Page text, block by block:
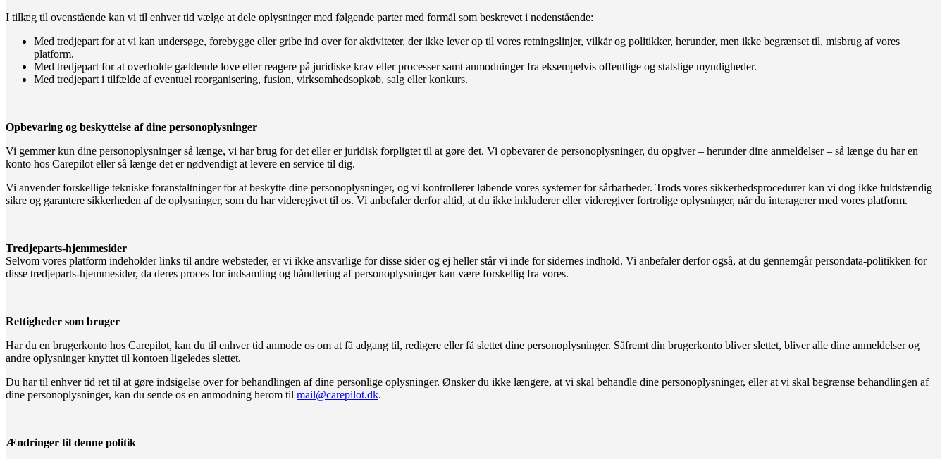
I tillæg til ovenstående kan vi til enhver tid vælge at dele oplysninger med følgende parter med formål som beskrevet i nedenstående:
Med tredjepart for at vi kan undersøge, forebygge eller gribe ind over for aktiviteter, der ikke lever op til vores retningslinjer, vilkår og politikker, herunder, men ikke begrænset til, misbrug af vores
platform.
Med tredjepart for at overholde gældende love eller reagere på juridiske krav eller processer samt anmodninger fra eksempelvis offentlige og statslige myndigheder.
Med tredjepart i tilfælde af eventuel reorganisering, fusion, virksomhedsopkøb, salg eller konkurs.
Opbevaring og beskyttelse af dine personoplysninger
Vi gemmer kun dine personoplysninger så længe, vi har brug for det eller er juridisk forpligtet til at gøre det. Vi opbevarer de personoplysninger, du opgiver – herunder dine anmeldelser – så længe du har en
konto hos Carepilot eller så længe det er nødvendigt at levere en service til dig.
Vi anvender forskellige tekniske foranstaltninger for at beskytte dine personoplysninger, og vi kontrollerer løbende vores systemer for sårbarheder. Trods vores sikkerhedsprocedurer kan vi dog ikke fuldstændig
sikre og garantere sikkerheden af de oplysninger, som du har videregivet til os. Vi anbefaler derfor altid, at du ikke inkluderer eller videregiver fortrolige oplysninger, når du interagerer med vores platform.
Tredjeparts-hjemmesider
Selvom vores platform indeholder links til andre websteder, er vi ikke ansvarlige for disse sider og ej heller står vi inde for sidernes indhold. Vi anbefaler derfor også, at du gennemgår persondata-politikken for
disse tredjeparts-hjemmesider, da deres proces for indsamling og håndtering af personoplysninger kan være forskellig fra vores.
Rettigheder som bruger
Har du en brugerkonto hos Carepilot, kan du til enhver tid anmode os om at få adgang til, redigere eller få slettet dine personoplysninger. Såfremt din brugerkonto bliver slettet, bliver alle dine anmeldelser og
andre oplysninger knyttet til kontoen ligeledes slettet.
Du har til enhver tid ret til at gøre indsigelse over for behandlingen af dine personlige oplysninger. Ønsker du ikke længere, at vi skal behandle dine personoplysninger, eller at vi skal begrænse behandlingen af
dine personoplysninger, kan du sende os en anmodning herom til mail@carepilot.dk.
Ændringer til denne politik